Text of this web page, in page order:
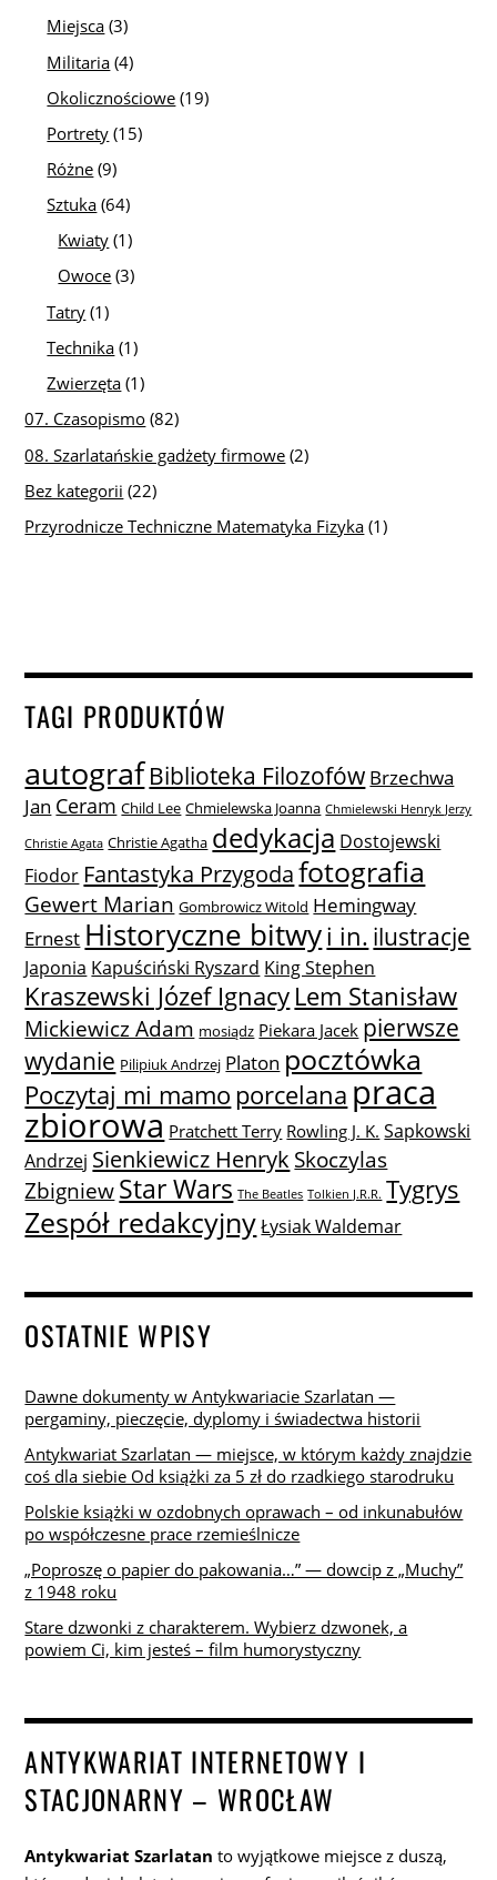
Miejsca (3)
Militaria (4)
Okolicznościowe (19)
Portrety (15)
Różne (9)
Sztuka (64)
Kwiaty (1)
Owoce (3)
Tatry (1)
Technika (1)
Zwierzęta (1)
07. Czasopismo (82)
08. Szarlatańskie gadżety firmowe (2)
Bez kategorii (22)
Przyrodnicze Techniczne Matematyka Fizyka (1)
TAGI PRODUKTÓW
autografBiblioteka Filozofów Brzechwa
Jan Ceram Child Lee Chmielewska Joanna Chmielewski Henryk Jerzy
Christie Agata Christie Agatha dedykacja Dostojewski
Fiodor Fantastyka Przygodafotografia
Gewert Marian Gombrowicz Witold Hemingway
Ernest Historyczne bitwyi in. ilustracje
Japonia Kapuściński Ryszard King Stephen
Kraszewski Józef Ignacy Lem Stanisław
Mickiewicz Adam mosiądz Piekara Jacek pierwsze
wydanie Pilipiuk Andrzej Platon pocztówka
Poczytaj mi mamoporcelana praca
zbiorowa Pratchett Terry Rowling J. K. Sapkowski
Andrzej Sienkiewicz Henryk Skoczylas
ZbigniewStar Wars The Beatles Tolkien J.R.R. Tygrys
Zespół redakcyjny Łysiak Waldemar
OSTATNIE WPISY
Dawne dokumenty w Antykwariacie Szarlatan —
pergaminy, pieczęcie, dyplomy i świadectwa historii
Antykwariat Szarlatan — miejsce, w którym każdy znajdzie
coś dla siebie Od książki za 5 zł do rzadkiego starodruku
Polskie książki w ozdobnych oprawach – od inkunabułów
po współczesne prace rzemieślnicze
„Poproszę o papier do pakowania…” — dowcip z „Muchy”
z 1948 roku
Stare dzwonki z charakterem. Wybierz dzwonek, a
powiem Ci, kim jesteś – film humorystyczny
ANTYKWARIAT INTERNETOWY I
STACJONARNY – WROCŁAW
Antykwariat Szarlatan to wyjątkowe miejsce z duszą,